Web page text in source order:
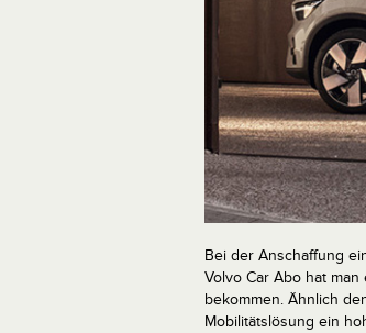
Bei der Anschaffung
Volvo Car Abo hat
bekommen. Ähnlich
Mobilitätslösung ein